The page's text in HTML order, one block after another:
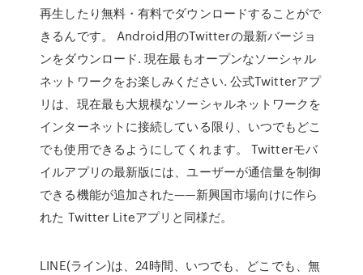
再生したり無料・有料でダウンロードすることがで
きるんです。 Android用のTwitterの最新バージョ
ンをダウンロード. 現在最もオープンなソーシャル
ネットワークをお楽しみください. 公式Twitterアプ
リは、現在最も大規模なソーシャルネットワークを
インターネットに接続している限り、いつでもどこ
でも使用できるようにしてくれます。 Twitterモバ
イルアプリの最新版には、ユーザーが通信量を制御
できる機能が追加された——新興国市場向けに作ら
れた Twitter Liteアプリと同様だ。
LINE(ライン)は、24時間、いつでも、どこでも、無